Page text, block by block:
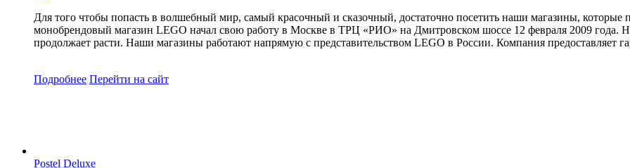
Для того чтобы попасть в волшебный мир, самый красочный и сказочный, достаточно посетить наши магазины,
монобрендовый магазин LEGO начал свою работу в Москве в ТРЦ «РИО» на Дмитровском шоссе 12 февраля 2009 года.
продолжает расти. Наши магазины работают напрямую с представительством LEGO в России. Компания предоставляет
Подробнее Перейти на сайт
Postel Deluxe